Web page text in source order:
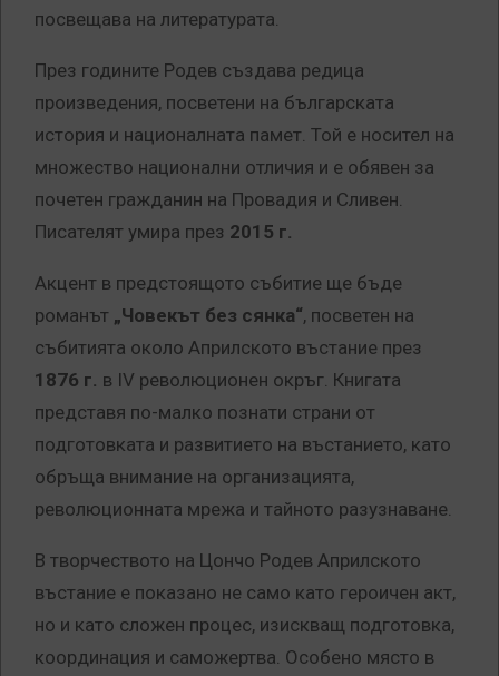
посвещава на литературата.
През годините Родев създава редица
произведения, посветени на българската
история и националната памет. Той е носител на
множество национални отличия и е обявен за
почетен гражданин на Провадия и Сливен.
Писателят умира през 2015 г.
Акцент в предстоящото събитие ще бъде
романът „Човекът без сянка“, посветен на
събитията около Априлското въстание през
1876 г. в IV революционен окръг. Книгата
представя по-малко познати страни от
подготовката и развитието на въстанието, като
обръща внимание на организацията,
революционната мрежа и тайното разузнаване.
В творчеството на Цончо Родев Априлското
въстание е показано не само като героичен акт,
но и като сложен процес, изискващ подготовка,
координация и саможертва. Особено място в